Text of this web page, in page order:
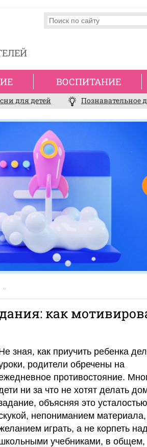
»
как
зная, как приучить ребенка
родители обречены на
противостояние.
ни за что не хотят делать
объясняя это
непониманием материала,
играть, а не корпеть над
учебниками, в общем,
ВОСПИТАНИЕ
для детей Познавательное